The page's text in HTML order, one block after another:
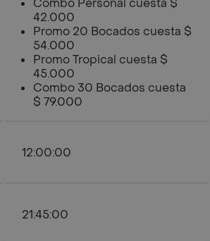
Combo Personal cuesta $
42.000
Promo 20 Bocados cuesta $
54.000
Promo Tropical cuesta $
45.000
Combo 30 Bocados cuesta
$ 79.000
12:00:00
21:45:00